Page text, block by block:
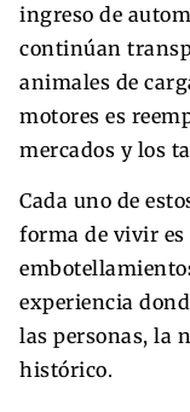
ingreso de
continúan
animales de
motores es
mercados y los
Cada uno de
forma de vivir es
experiencia
las personas, la
histórico.